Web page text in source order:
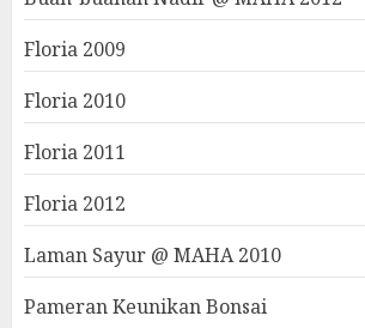
Floria 2009
Floria 2010
Floria 2011
Floria 2012
Laman Sayur @ MAHA 2010
Pameran Keunikan Bonsai